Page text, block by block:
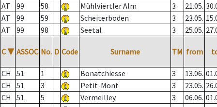
AT
99 58 Mühlviertler Alm 3 21.05.
AT
99 59 Scheiterboden 3 23.05.
AT
99 98 Seetal 3 25.05.
C ▼ ASSOC No. D Code Surname TM from
CH 51 1 Bonatchiesse 3 13.06.
CH
51 3 Petit-Mont 3 23.05.
CH
51 5 Vermeilley 3 06.06.